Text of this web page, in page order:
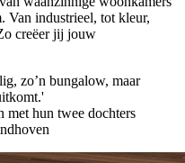
Van industrieel, tot kleur,
creëer jij jouw
zo’n bungalow, maar
met hun twee dochters